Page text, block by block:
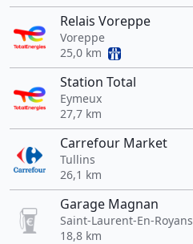
Relais Voreppe
Voreppe
25,0 km
Station Total
Eymeux
27,7 km
Carrefour Market
Tullins
26,1 km
Garage Magnan
Saint-Laurent-En-Royans
18,8 km